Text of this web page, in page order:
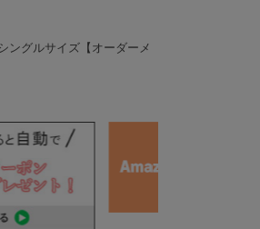
ングルサイズ【オーダーメ